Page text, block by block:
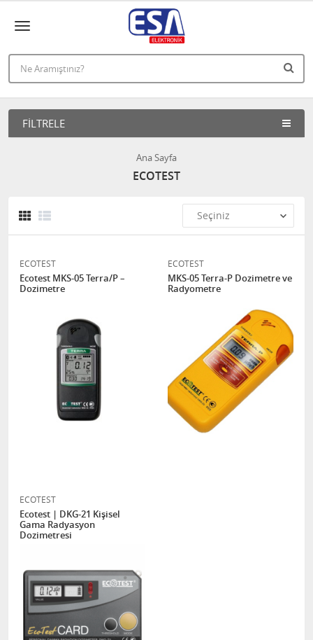
FILTRELE
Ana Sayfa
ECOTEST
ECOTEST
Ecotest MKS-05 Terra/P –
Dozimetre
ECOTEST
MKS-05 Terra-P Dozimetre ve
Radyometre
ECOTEST
Ecotest | DKG-21 Kişisel
Gama Radyasyon
Dozimetresi